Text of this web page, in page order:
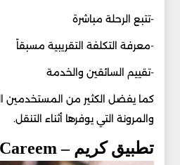
-تتبع الرحلة مباشرة
-معرفة التكلفة التقريبية مسبقاً
-تقييم السائقين والخدمة
كما يفضل الكثير من المستخدمين
والمرونة التي يوفرها أثناء التنقل.
تطبيق كريم – Careem